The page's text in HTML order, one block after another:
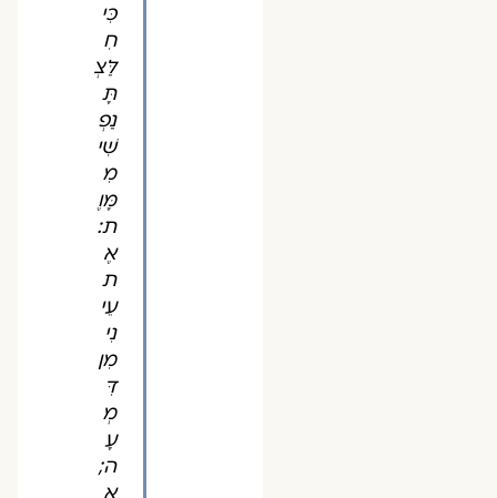
כִּי
חִ
לַּצְ
תָּ
נַפְ
שִׁי
מִ
מָּוֶ
ת:
אֶ
ת
עֵי
נִי
מִן
דִּ
מְ
עָ
ה;